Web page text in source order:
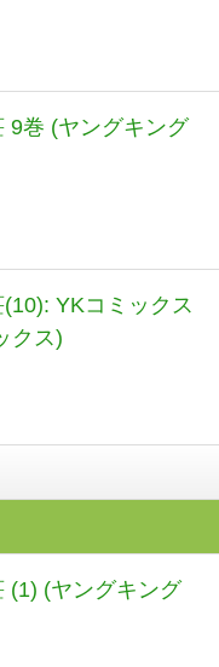
9巻 (ヤングキング
YKコミックス
クス)
(1) (ヤングキング